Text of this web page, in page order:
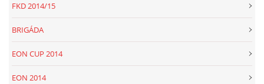
FKD 2014/15
BRIGÁDA
EON CUP 2014
EON 2014